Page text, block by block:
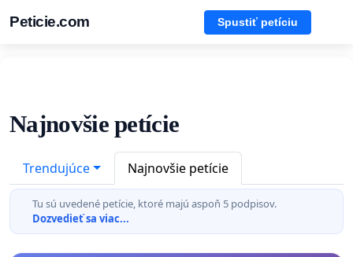
Peticie.com Spustiť petíciu
Najnovšie petície
Trendujúce Najnovšie petície
Tu sú uvedené petície, ktoré majú aspoň 5 podpisov.
Dozvedieť sa viac...